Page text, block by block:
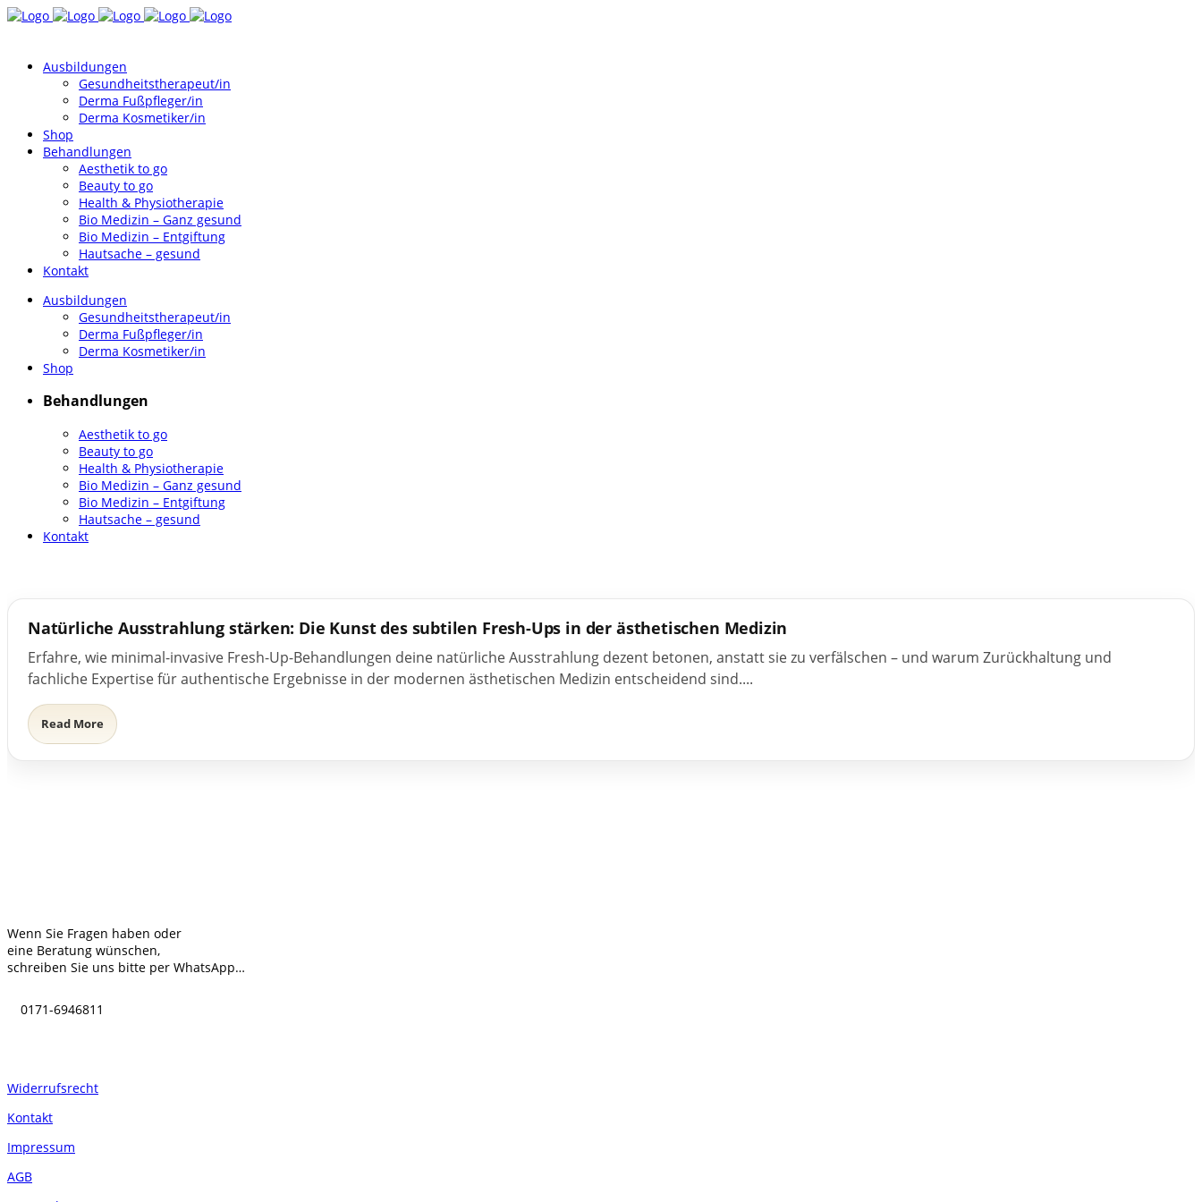
Ausbildungen
Gesundheitstherapeut/in
Derma Fußpfleger/in
Derma Kosmetiker/in
Shop
Behandlungen
Aesthetik to go
Beauty to go
Health & Physiotherapie
Bio Medizin – Ganz gesund
Bio Medizin – Entgiftung
Hautsache – gesund
Kontakt
Ausbildungen
Gesundheitstherapeut/in
Derma Fußpfleger/in
Derma Kosmetiker/in
Shop
Behandlungen
Aesthetik to go
Beauty to go
Health & Physiotherapie
Bio Medizin – Ganz gesund
Bio Medizin – Entgiftung
Hautsache – gesund
Kontakt
Natürliche Ausstrahlung stärken: Die Kunst des subtilen Fresh-Ups in der ästhetischen Medizin
Erfahre, wie minimal-invasive Fresh-Up-Behandlungen deine natürliche Ausstrahlung dezent betonen, anstatt sie zu verfälschen – und warum Zurückhaltung und
fachliche Expertise für authentische Ergebnisse in der modernen ästhetischen Medizin entscheidend sind....
Read More
Wenn Sie Fragen haben oder
eine Beratung wünschen,
schreiben Sie uns bitte per WhatsApp…
0171-6946811
Widerrufsrecht
Kontakt
Impressum
AGB